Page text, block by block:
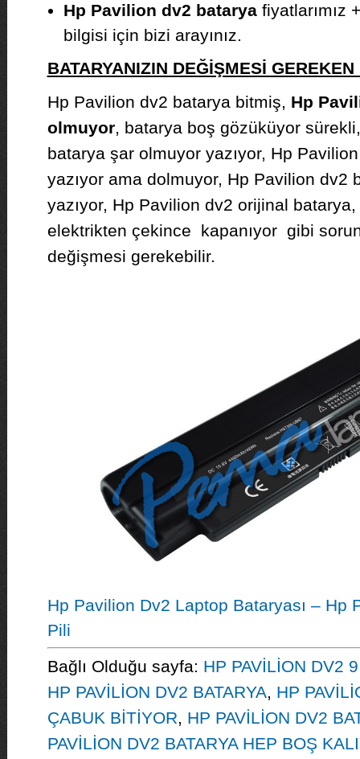
Hp Pavilion dv2 bataryafiyatlarımız
bilgisi için bizi arayınız.
BATARYANIZIN DEĞİŞMESİ
Hp Pavilion dv2 batarya bitmiş, Hp
olmuyor, batarya boş gözüküyor
batarya şar olmuyor yazıyor, Hp
yazıyor ama dolmuyor, Hp Pavilion dv2
yazıyor, Hp Pavilion dv2 orijinal
elektrikten çekince kapanıyor gibi
değişmesi gerekebilir.
Hp Pavilion Dv2 Laptop Bataryası – Hp
Pili
Bağlı Olduğu sayfa: HP PAVİLİON DV2
HP PAVİLİON DV2 BATARYA, HP
ÇABUK BİTİYOR, HP PAVİLİON DV2
PAVİLİON DV2 BATARYA HEP BOŞ